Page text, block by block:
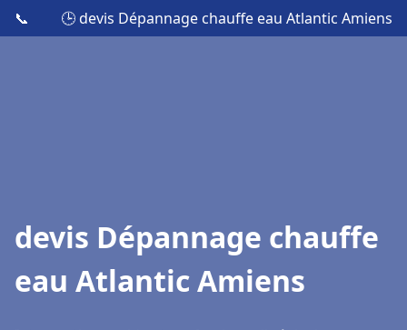
📞 🕒 devis Dépannage chauffe eau Atlantic Amiens
devis Dépannage chauffe
eau Atlantic Amiens